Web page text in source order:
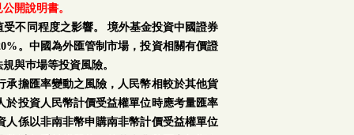
開說明書。
不同程度之影響。 境外基金投資中國證券
。中國為外匯管制市場，投資相關有價證
與巿場等投資風險。
擔匯率變動之風險，人民幣相較於其他貨
投資人民幣計價受益權單位時應考量匯率
係以非南非幣申購南非幣計價受益權單位